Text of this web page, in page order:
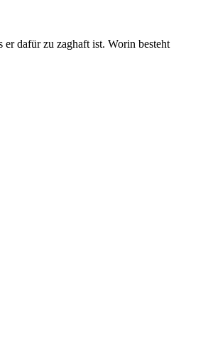
dafür zu zaghaft ist. Worin besteht